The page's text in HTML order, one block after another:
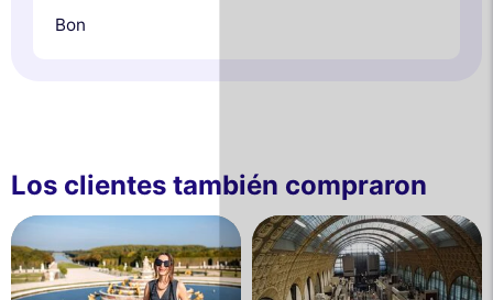
Bon
Los clientes también compraron